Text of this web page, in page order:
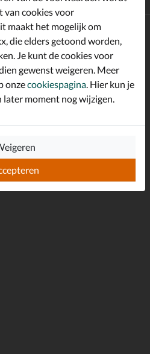
nieuwsbrief en ontvang €10,-
van cookies voor
maakt het mogelijk om
die elders getoond worden,
Je kunt de cookies voor
gewenst weigeren. Meer
onzecookiespagina . Hier kun je
moment nog wijzigen.